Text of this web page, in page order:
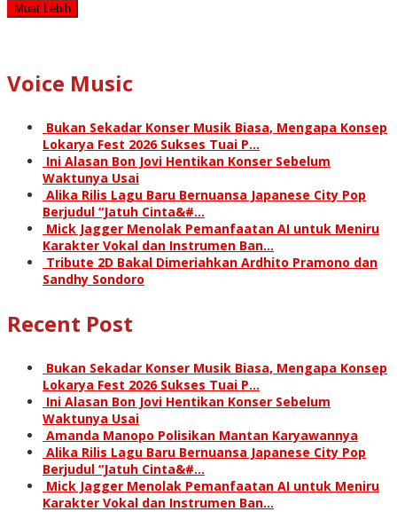
Muat Lebih
Voice Music
Bukan Sekadar Konser Musik Biasa, Mengapa Konsep
Lokarya Fest 2026 Sukses Tuai P…
Ini Alasan Bon Jovi Hentikan Konser Sebelum
Waktunya Usai
Alika Rilis Lagu Baru Bernuansa Japanese City Pop
Berjudul “Jatuh Cinta&#…
Mick Jagger Menolak Pemanfaatan AI untuk Meniru
Karakter Vokal dan Instrumen Ban…
Tribute 2D Bakal Dimeriahkan Ardhito Pramono dan
Sandhy Sondoro
Recent Post
Bukan Sekadar Konser Musik Biasa, Mengapa Konsep
Lokarya Fest 2026 Sukses Tuai P…
Ini Alasan Bon Jovi Hentikan Konser Sebelum
Waktunya Usai
Amanda Manopo Polisikan Mantan Karyawannya
Alika Rilis Lagu Baru Bernuansa Japanese City Pop
Berjudul “Jatuh Cinta&#…
Mick Jagger Menolak Pemanfaatan AI untuk Meniru
Karakter Vokal dan Instrumen Ban…